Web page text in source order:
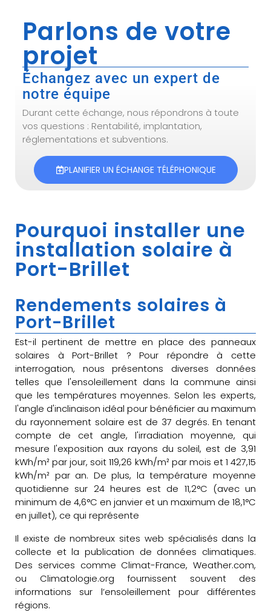
Parlons de votre
projet
Échangez avec un expert de
notre équipe
Durant cette échange, nous répondrons à toute
vos questions : Rentabilité, implantation,
réglementations et subventions.
PLANIFIER UN ÉCHANGE TÉLÉPHONIQUE
Pourquoi installer une
installation solaire à
Port-Brillet
Rendements solaires à
Port-Brillet
Est-il pertinent de mettre en place des panneaux
solaires à Port-Brillet ? Pour répondre à cette
interrogation, nous présentons diverses données
telles que l'ensoleillement dans la commune ainsi
que les températures moyennes. Selon les experts,
l'angle d'inclinaison idéal pour bénéficier au maximum
du rayonnement solaire est de 37 degrés. En tenant
compte de cet angle, l'irradiation moyenne, qui
mesure l'exposition aux rayons du soleil, est de 3,91
kWh/m² par jour, soit 119,26 kWh/m² par mois et 1 427,15
kWh/m² par an. De plus, la température moyenne
quotidienne sur 24 heures est de 11,2°C (avec un
minimum de 4,6°C en janvier et un maximum de 18,1°C
en juillet), ce qui représente
Il existe de nombreux sites web spécialisés dans la
collecte et la publication de données climatiques.
Des services comme Climat-France, Weather.com,
ou Climatologie.org fournissent souvent des
informations sur l’ensoleillement pour différentes
régions.